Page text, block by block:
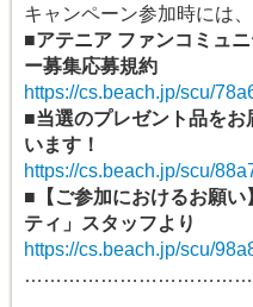
キャンペーン参加時には
■アテニア ファンコミュ
ー募集応募規約
https://cs.beach.jp/scu/
■当選のプレゼント品を
います！
https://cs.beach.jp/scu/
■【ご参加におけるお願
ティ」スタッフより
https://cs.beach.jp/scu/